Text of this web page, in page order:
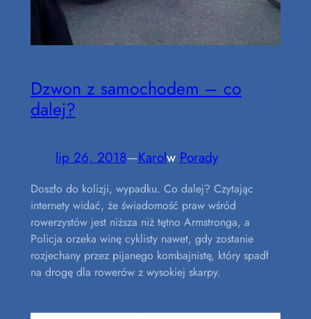
Dzwon z samochodem – co
dalej?
lip 26, 2018—Karolw Porady
Doszło do kolizji, wypadku. Co dalej? Czytając
internety widać, że świadomość praw wśród
rowerzystów jest niższa niż tętno Armstronga, a
Policja orzeka winę cyklisty nawet, gdy zostanie
rozjechany przez pijanego kombajnistę, który spadł
na drogę dla rowerów z wysokiej skarpy.